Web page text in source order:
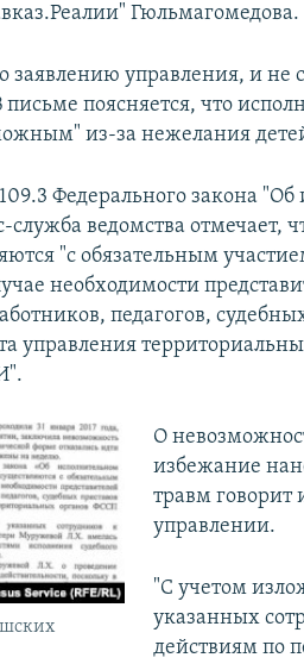
Гюльмагомедова.
заявлению управления, и не
письме поясняется, что
из-за нежелания
Федерального закона
служба ведомства отмечает,
"с обязательным
необходимости
педагогов,
управления
О
избежание
травм говорит
управлении.
"С учетом
указанных
действиям по